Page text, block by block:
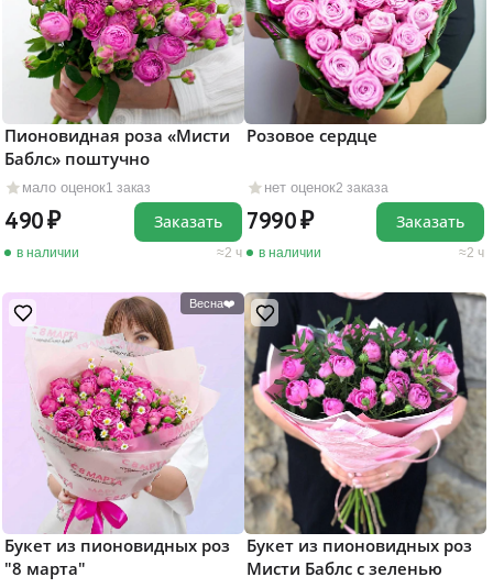
мало оценок1 заказ
Пионовидная роза «Мисти
Баблс» поштучно
490
в наличии 2 ч
Заказать
нет оценок2 заказа
Розовое сердце
7990
в наличии 2 ч
Заказать
Весна❤️
Букет из пионовидных роз
"8 марта"
Букет из пионовидных роз
Мисти Баблс с зеленью